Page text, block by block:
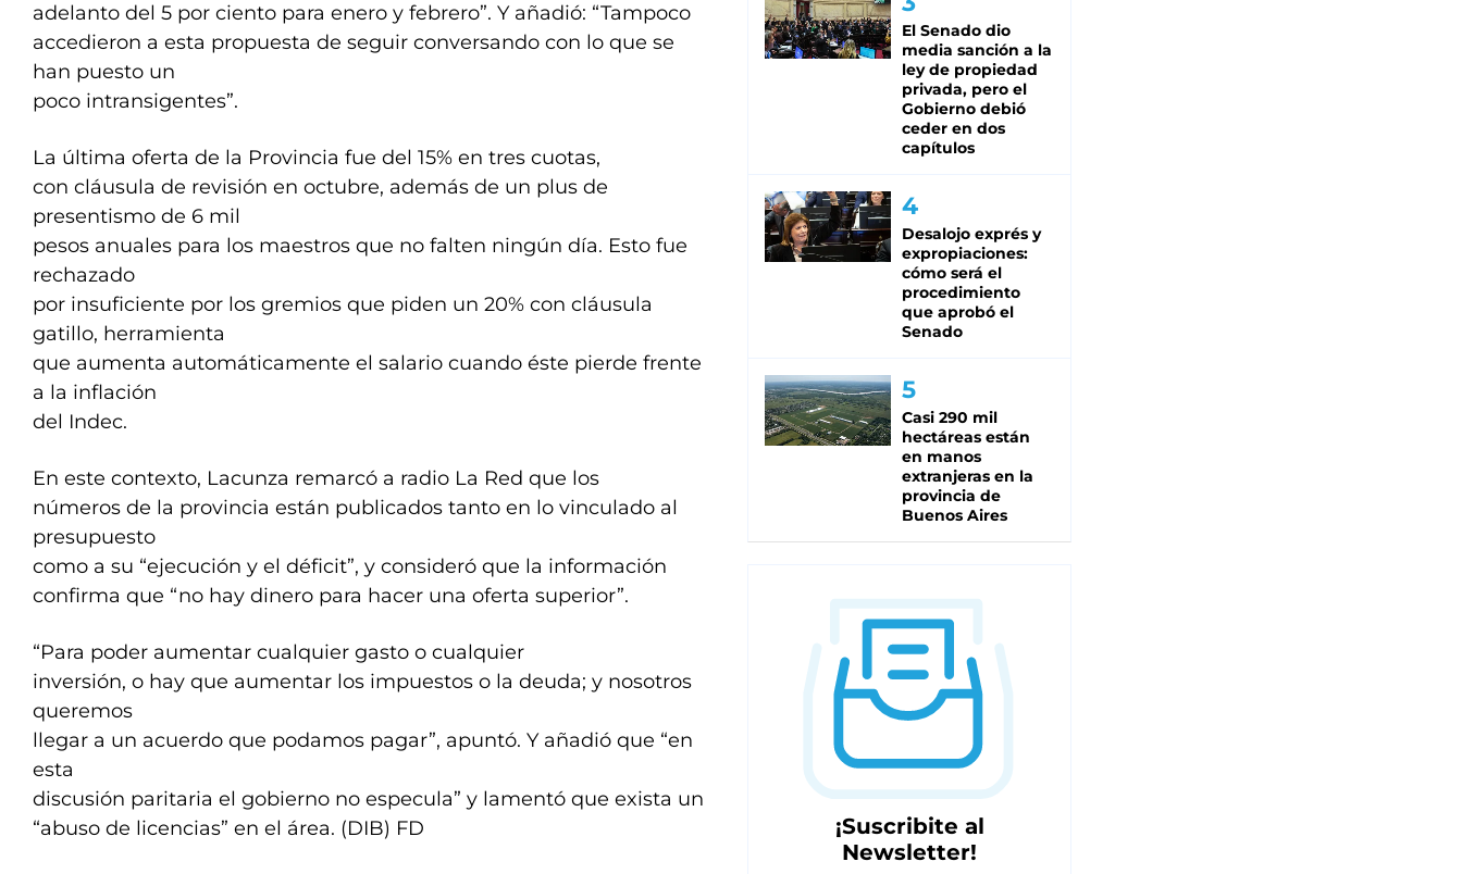
adelanto del 5 por ciento para enero y febrero”. Y añadió: “Tampoco
accedieron a esta propuesta de seguir conversando con lo que se
han puesto un
poco intransigentes”.
La última oferta de la Provincia fue del 15% en tres cuotas,
con cláusula de revisión en octubre, además de un plus de
presentismo de 6 mil
pesos anuales para los maestros que no falten ningún día. Esto fue
rechazado
por insuficiente por los gremios que piden un 20% con cláusula
gatillo, herramienta
que aumenta automáticamente el salario cuando éste pierde frente
a la inflación
del Indec.
En este contexto, Lacunza remarcó a radio La Red que los
números de la provincia están publicados tanto en lo vinculado al
presupuesto
como a su “ejecución y el déficit”, y consideró que la información
confirma que “no hay dinero para hacer una oferta superior”.
“Para poder aumentar cualquier gasto o cualquier
inversión, o hay que aumentar los impuestos o la deuda; y nosotros
queremos
llegar a un acuerdo que podamos pagar”, apuntó. Y añadió que “en
esta
discusión paritaria el gobierno no especula” y lamentó que exista un
“abuso de licencias” en el área. (DIB) FD
El Senado dio
media sanción a la
ley de propiedad
privada, pero el
Gobierno debió
ceder en dos
capítulos
Desalojo exprés y
expropiaciones:
cómo será el
procedimiento
que aprobó el
Senado
Casi 290 mil
hectáreas están
en manos
extranjeras en la
provincia de
Buenos Aires
¡Suscribite al
Newsletter!